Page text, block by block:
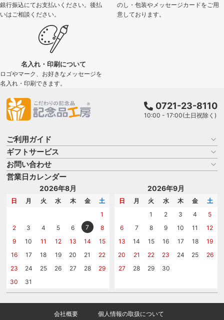
銀行振込にてお支払いください。後払
いはご相談ください。
のし・包装やメッセージカードをご用
意しております。
名入れ・印刷について
ロゴやマーク、お好きなメッセージを
名入れ・印刷できます。
0721-23-8110
10:00 - 17:00(土日祝除く)
ご利用ガイド
お買い物ガイド
よくある質問
はじめての記念品選び
記念品工房の使い方
ギフトサービス
名入れについて
のし
メッセージカード
お問い合わせ
商品選びを相談する
名入れについて相談する
カタログを請求する
営業日カレンダー
2026年8月
日 月 火 水 木 金
土
1
2
3 4 5 6 7
8
9
10 11 12 13 14
15
16
17 18 19 20 21
22
23
24 25 26 27 28
29
30
31
2026年9月
日 月 火 水 木 金
土
1
2 3 4
5
6
7 8 9 10 11
12
13
14 15 16 17 18
19
20
21 22 23 24 25
26
27
28 29 30
会社概要 個人情報の取扱について